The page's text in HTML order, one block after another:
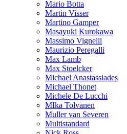
Mario Botta
Martin Visser
Martino Gamper
Masayuki Kurokawa
Massimo Vignelli
Maurizio Peregalli
Max Lamb
Max Stoelcker
Michael Anastassiades
Michael Thonet
Michele De Lucchi
MIka Tolvanen
Muller van Severen
Multistandard